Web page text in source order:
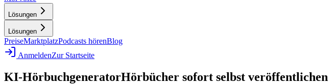
Lösungen
Lösungen
PreiseMarktplatzPodcasts hörenBlog
AnmeldenZur Startseite
KI-HörbuchgeneratorHörbücher sofort selbst veröffentlichen